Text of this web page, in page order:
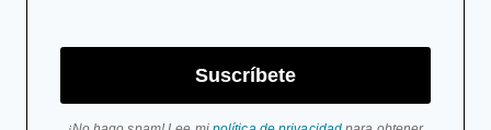
Suscríbete